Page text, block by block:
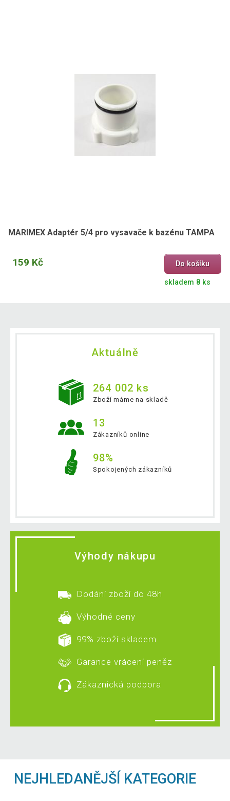
MARIMEX Adaptér 5/4 pro vysavače k bazénu TAMPA
159 Kč Do košíku
skladem 8 ks
Aktuálně
264 002 ks
Zboží máme na skladě
13
Zákazníků online
98%
Spokojených zákazníků
Výhody nákupu
Dodání zboží do 48h
Výhodné ceny
99% zboží skladem
Garance vrácení peněz
Zákaznická podpora
NEJHLEDANĚJŠÍ KATEGORIE